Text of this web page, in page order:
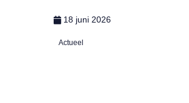
18 juni 2026
Actueel